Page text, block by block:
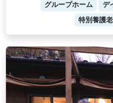
グループホーム デ
特別養護